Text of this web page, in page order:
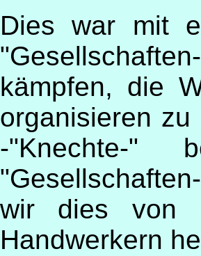
Dies war mit
kämpfen, die
organisieren
-"Knechte-
wir dies von
Handwerkern